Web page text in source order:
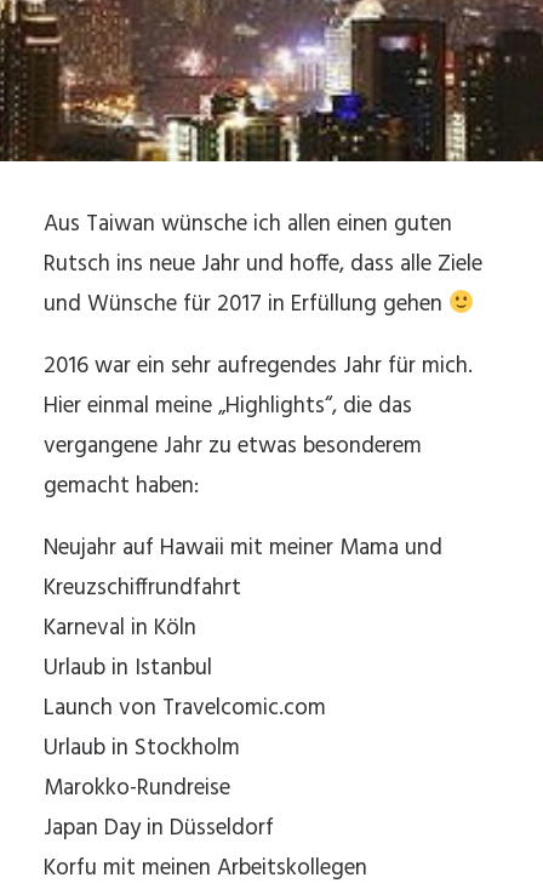
Aus Taiwan wünsche ich allen einen guten
Rutsch ins neue Jahr und hoffe, dass alle Ziele
und Wünsche für 2017 in Erfüllung gehen
2016 war ein sehr aufregendes Jahr für mich.
Hier einmal meine „Highlights“, die das
vergangene Jahr zu etwas besonderem
gemacht haben:
Neujahr auf Hawaii mit meiner Mama und
Kreuzschiffrundfahrt
Karneval in Köln
Urlaub in Istanbul
Launch von Travelcomic.com
Urlaub in Stockholm
Marokko-Rundreise
Japan Day in Düsseldorf
Korfu mit meinen Arbeitskollegen